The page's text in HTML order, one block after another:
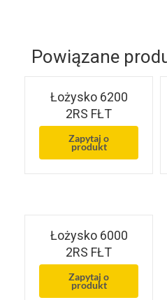
Powiązane
Łożysko 6200
2RS FŁT
Zapytaj o
produkt
Łożysko 6000
2RS FŁT
Zapytaj o
produkt